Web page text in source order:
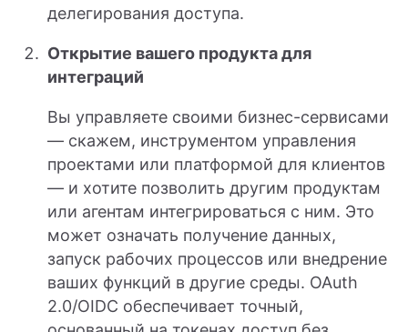
делегирования доступа.
Открытие вашего продукта для
интеграций
Вы управляете своими бизнес-сервисами
— скажем, инструментом управления
проектами или платформой для клиентов
— и хотите позволить другим продуктам
или агентам интегрироваться с ним. Это
может означать получение данных,
запуск рабочих процессов или внедрение
ваших функций в другие среды. OAuth
2.0/OIDC обеспечивает точный,